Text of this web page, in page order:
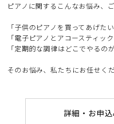
ピアノに関するこんなお悩み、
「子供のピアノを買ってあげた
「電子ピアノとアコースティッ
「定期的な調律はどこでやるの
そのお悩み、私たちにお任せく
詳細・お申